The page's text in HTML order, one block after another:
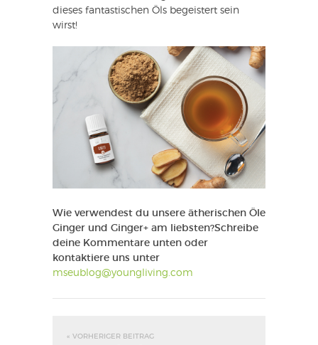
dieses fantastischen Öls begeistert sein
wirst!
Wie verwendest du unsere ätherischen Öle
Ginger und Ginger+ am liebsten?Schreibe
deine Kommentare unten oder
kontaktiere uns unter
mseublog@youngliving.com
« VORHERIGER BEITRAG